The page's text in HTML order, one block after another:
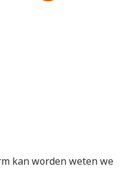
kan worden weten we